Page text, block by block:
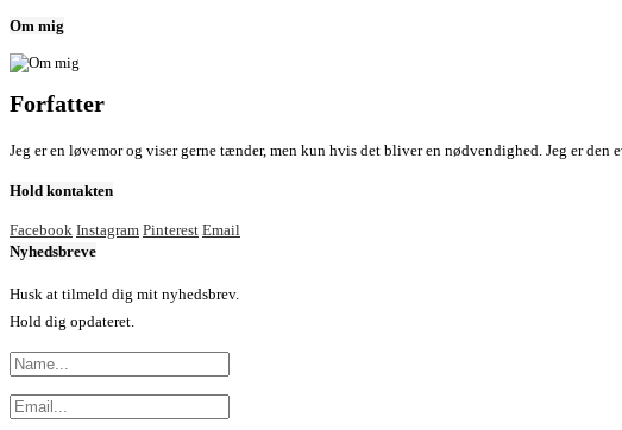
Om mig
Forfatter
Jeg er en løvemor og viser gerne tænder, men kun hvis det bliver en nødvendighed. Jeg er
Hold kontakten
Facebook Instagram Pinterest Email
Nyhedsbreve
Husk at tilmeld dig mit nyhedsbrev.
Hold dig opdateret.